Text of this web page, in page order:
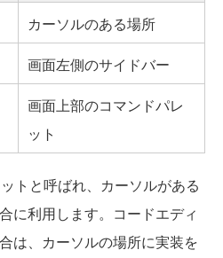
カーソルのある場所
画面左側のサイドバー
画面上部のコマンドパレ
ット
トと呼ばれ、カーソルがある
に利用します。コードエディ
は、カーソルの場所に実装を